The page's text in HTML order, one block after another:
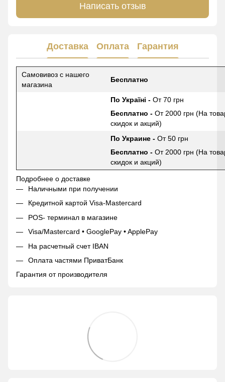
Написать отзыв
Доставка Оплата Гарантия
Самовивоз с нашего
магазина
Бесплатно
По Україні - От 70 грн
Бесплатно - От 2000 грн (На
скидок и акций)
По Украине - От 50 грн
Бесплатно - От 2000 грн (На
скидок и акций)
Подробнее о доставке
Наличными при получении
Кредитной картой Visa-Mastercard
POS- терминал в магазине
Visa/Mastercard • GooglePay • ApplePay
На расчетный счет IBAN
Оплата частями ПриватБанк
Гарантия от производителя